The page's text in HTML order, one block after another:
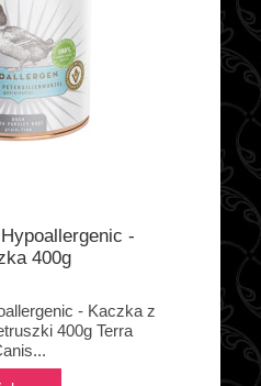
-
400g
- Kaczka z
400g Terra